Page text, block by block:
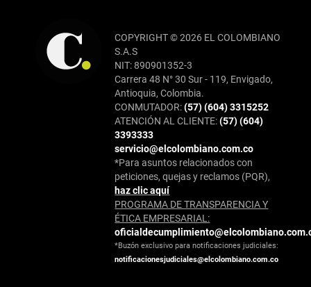
COPYRIGHT © 2026 EL COLOMBIANO
S.A.S
NIT: 890901352-3
Carrera 48 N° 30 Sur - 119, Envigado,
Antioquia, Colombia.
CONMUTADOR:(57) (604) 3315252
ATENCIÓN AL CLIENTE:(57) (604)
3393333
servicio@elcolombiano.com.co
*Para asuntos relacionados con
peticiones, quejas y reclamos (PQR),
haz clic aquí
PROGRAMA DE TRANSPARENCIA Y
ÉTICA EMPRESARIAL:
*Buzón exclusivo para notificaciones judiciales:
notificacionesjudiciales@elcolombiano.com.co